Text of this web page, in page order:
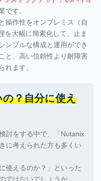
です。
操作性をオンプレミス（自
を大幅に簡素化して、止ま
ンプルな構成と運用ができ
と、高い信頼性より耐障害
れます。
？自分に使え
討をする中で、「Nutanix
に考えられた方も多くい
使えるのか？」といった
ではないでしょうか。